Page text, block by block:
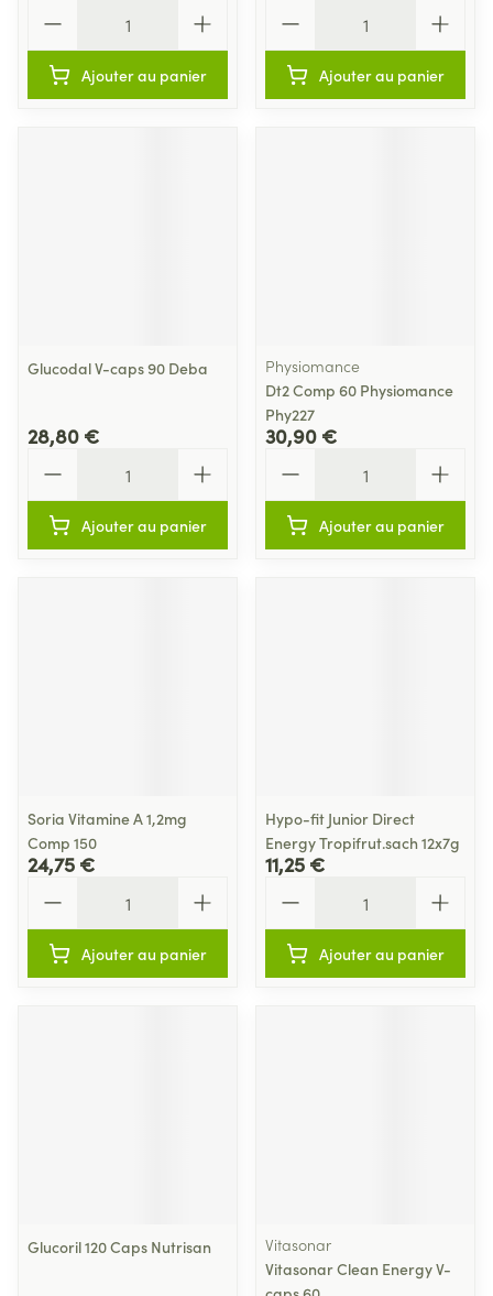
Ajouter au panier Ajouter au panier
Glucodal V-caps 90 Deba
28,80 €
Ajouter au panier
Physiomance
Dt2 Comp 60 Physiomance
Phy227
30,90 €
Ajouter au panier
Soria Vitamine A 1,2mg
Comp 150
24,75 €
Ajouter au panier
Hypo-fit Junior Direct
Energy Tropifrut.sach 12x7g
11,25 €
Ajouter au panier
Glucoril 120 Caps Nutrisan
Vitasonar
Vitasonar Clean Energy V-